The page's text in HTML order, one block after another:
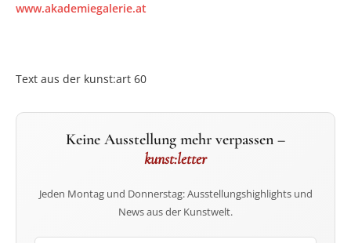
www.akademiegalerie.at
Text aus der kunst:art 60
Keine Ausstellung mehr verpassen –
kunst:letter
Jeden Montag und Donnerstag: Ausstellungshighlights und
News aus der Kunstwelt.